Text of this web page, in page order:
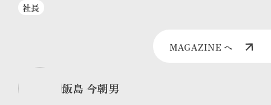
社長
MAGAZINE へ
飯島 今朝男